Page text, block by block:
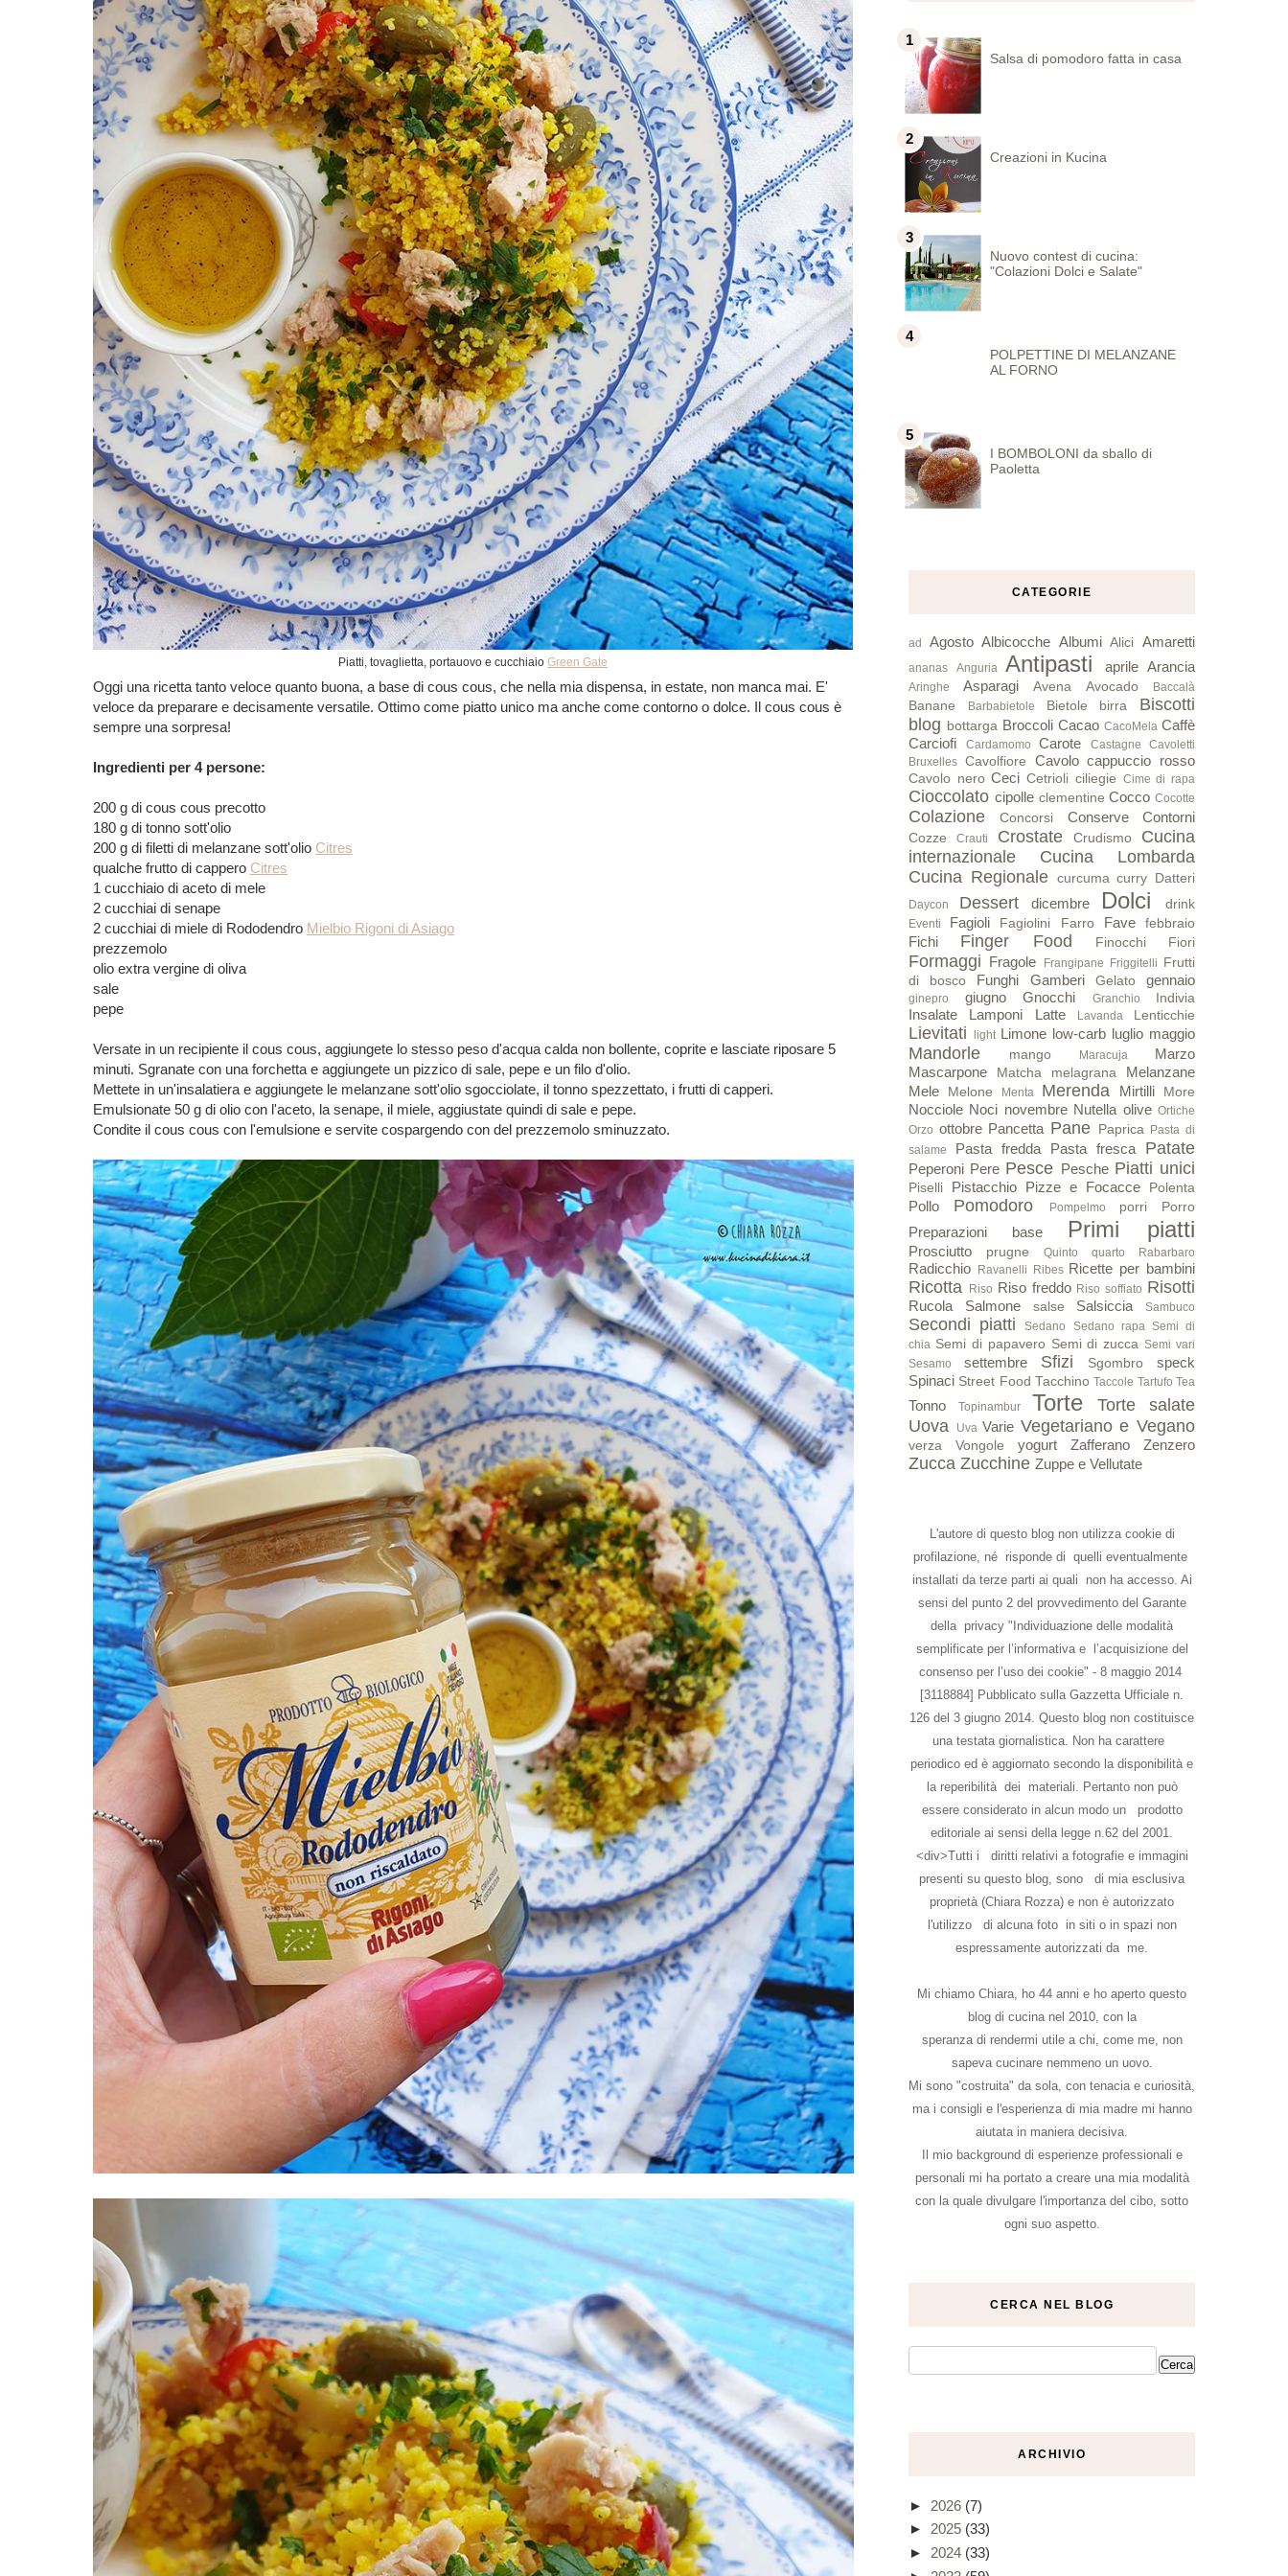
Piatti, tovaglietta, portauovo e cucchiaioGreen Gate
Oggi una ricetta tanto veloce quanto buona, a base di cous cous, che nella mia dispensa, in estate, non manca mai. E'
veloce da preparare e decisamente versatile. Ottimo come piatto unico ma anche come contorno o dolce. Il cous cous è
sempre una sorpresa!
Ingredienti per 4 persone:
200 g di cous cous precotto
180 g di tonno sott'olio
200 g di filetti di melanzane sott'olio Citres
qualche frutto di cappero Citres
1 cucchiaio di aceto di mele
2 cucchiai di senape
2 cucchiai di miele di Rododendro Mielbio Rigoni di Asiago
prezzemolo
olio extra vergine di oliva
sale
pepe
Versate in un recipiente il cous cous, aggiungete lo stesso peso d'acqua calda non bollente, coprite e lasciate riposare 5
minuti. Sgranate con una forchetta e aggiungete un pizzico di sale, pepe e un filo d'olio.
Mettete in un'insalatiera e aggiungete le melanzane sott'olio sgocciolate, il tonno spezzettato, i frutti di capperi.
Emulsionate 50 g di olio con l'aceto, la senape, il miele, aggiustate quindi di sale e pepe.
Condite il cous cous con l'emulsione e servite cospargendo con del prezzemolo sminuzzato.
Salsa di pomodoro fatta in casa
Creazioni in Kucina
Nuovo contest di cucina:
"Colazioni Dolci e Salate"
POLPETTINE DI MELANZANE
AL FORNO
I BOMBOLONI da sballo di
Paoletta
CATEGORIE
ad Agosto Albicocche Albumi Alici Amaretti
ananas Anguria Antipasti aprile Arancia
Aringhe Asparagi Avena Avocado Baccalà
Banane Barbabietole Bietole birra
Biscotti
blog bottarga Broccoli Cacao CacoMela Caffè
Carciofi
Cardamomo Carote Castagne
Cavoletti
Bruxelles Cavolfiore Cavolo cappuccio rosso
Cavolo nero Ceci Cetrioli ciliegie Cime di rapa
Cioccolato cipolle clementine Cocco Cocotte
Colazione Concorsi Conserve Contorni
Cozze Crauti Crostate Crudismo
Cucina
internazionale
Cucina Lombarda
Cucina Regionale
curcuma curry Datteri
Daycon Dessert dicembre Dolci drink
Eventi Fagioli Fagiolini Farro Fave febbraio
Fichi Finger Food Finocchi Fiori
Formaggi Fragole Frangipane Friggitelli Frutti
di bosco
Funghi Gamberi Gelato gennaio
ginepro giugno Gnocchi Granchio Indivia
Insalate Lamponi Latte Lavanda Lenticchie
Lievitati light Limone low-carb luglio maggio
Mandorle mango Maracuja
Marzo
Mascarpone
Matcha melagrana
Melanzane
Mele
Melone Menta Merenda Mirtilli More
Nocciole Noci novembre Nutella olive Ortiche
Orzo ottobre Pancetta Pane Paprica Pasta di
salame
Pasta fredda Pasta fresca Patate
Peperoni Pere Pesce Pesche Piatti unici
Piselli Pistacchio Pizze e Focacce Polenta
Pollo Pomodoro Pompelmo porri Porro
Preparazioni base Primi piatti
Prosciutto prugne Quinto quarto Rabarbaro
Radicchio Ravanelli Ribes Ricette per bambini
Ricotta Riso Riso freddo Riso soffiato Risotti
Rucola Salmone salse Salsiccia Sambuco
Secondi piatti Sedano Sedano rapa Semi di
chia Semi di papavero Semi di zucca Semi vari
Sesamo
settembre Sfizi Sgombro
speck
Spinaci Street Food Tacchino Taccole Tartufo Tea
Tonno Topinambur Torte
Torte salate
Uova
Uva Varie Vegetariano e Vegano
verza Vongole yogurt Zafferano Zenzero
Zucca Zucchine Zuppe e Vellutate
L'autore di questo blog non utilizza cookie di
profilazione, né risponde di quelli eventualmente
installati da terze parti ai quali non ha accesso. Ai
sensi del punto 2 del provvedimento del Garante
della privacy "Individuazione delle modalità
semplificate per l’informativa e l’acquisizione del
consenso per l’uso dei cookie" - 8 maggio 2014
[3118884] Pubblicato sulla Gazzetta Ufficiale n.
126 del 3 giugno 2014. Questo blog non costituisce
una testata giornalistica. Non ha carattere
periodico ed è aggiornato secondo la disponibilità e
la reperibilità dei materiali. Pertanto non può
essere considerato in alcun modo un prodotto
editoriale ai sensi della legge n.62 del 2001.
<div>Tutti i diritti relativi a fotografie e immagini
presenti su questo blog, sono di mia esclusiva
proprietà (Chiara Rozza) e non è autorizzato
l'utilizzo di alcuna foto in siti o in spazi non
espressamente autorizzati da me.
Mi chiamo Chiara, ho 44 anni e ho aperto questo
blog di cucina nel 2010, con la
speranza di rendermi utile a chi, come me, non
sapeva cucinare nemmeno un uovo.
Mi sono "costruita" da sola, con tenacia e curiosità,
ma i consigli e l'esperienza di mia madre mi hanno
aiutata in maniera decisiva.
Il mio background di esperienze professionali e
personali mi ha portato a creare una mia modalità
con la quale divulgare l'importanza del cibo, sotto
ogni suo aspetto.
CERCA NEL BLOG
ARCHIVIO
► 2026 (7)
► 2025 (33)
► 2024 (33)